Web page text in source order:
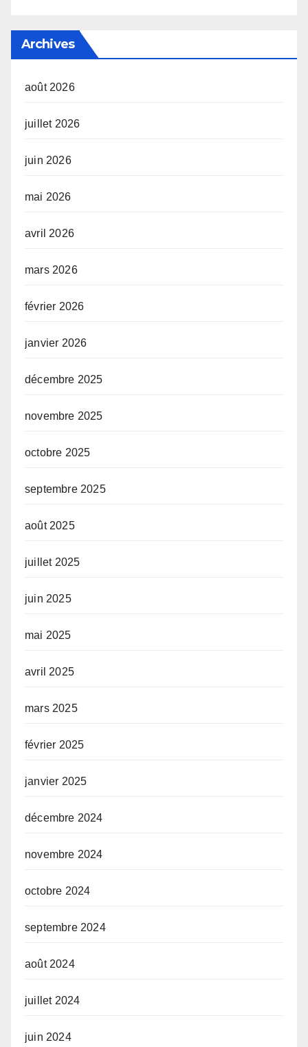
Archives
août 2026
juillet 2026
juin 2026
mai 2026
avril 2026
mars 2026
février 2026
janvier 2026
décembre 2025
novembre 2025
octobre 2025
septembre 2025
août 2025
juillet 2025
juin 2025
mai 2025
avril 2025
mars 2025
février 2025
janvier 2025
décembre 2024
novembre 2024
octobre 2024
septembre 2024
août 2024
juillet 2024
juin 2024